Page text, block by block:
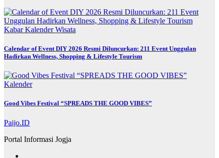
KabarKalenderWisata
Calendar of Event DIY 2026 Resmi Diluncurkan: 211 Event Unggulan
Hadirkan Wellness, Shopping & Lifestyle Tourism
Kalender
Good Vibes Festival “SPREADS THE GOOD VIBES”
Paijo.ID
Portal Informasi Jogja